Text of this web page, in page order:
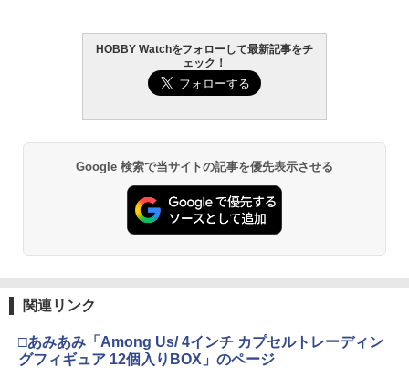
TAMASHII NATIONS S.H.フィギュアー
ツ ONE PIECE シャンクス -マリンフォ
製 塗装済み可動フィギュア
TAMASHII NATIONS S.H.フィギュアー
ツ（真骨彫製法） 仮面ライダーBLACK
TAMASHII NATIONS S.H.フィギュアー
HG 機動戦士ガンダム00 グラハム専用ユ
ニオンフラッグカスタム 1/144スケール
￥1,850
BANDAI SPIRITS(バンダイ スピリッツ)
30MS Fate/Grand Order アルトリア・
キャスター 色分け済みプラモデル
4
BANDAI SPIRITS(バンダイスピリッツ)
30MS SIS-H00 セスティエ[カラーC] 色
分け済みプラモデル
東京マルイ (TOKYO MARUI) ガスブロー
バックマシンガン No.14 20式 5.56mm
￥196,000
東京マルイ(TOKYO MARUI) No.21 H&K
USP HG 18歳以上エアーHOPハンドガン
￥3,409
コッキングライフル ブラック
￥4,761
タミヤ クラフトツールシリーズ No.123
先細薄刃ニッパー (ゲートカット用) プラ
GSIクレオス Mr.トップコート 水性プレ
ミアムトップコートスプレー 光沢 88ml
ホビー用仕上材 B601
4
タミヤ(TAMIYA) メイクアップ材シリー
ズ No.3 タミヤセメント(角びん) 40ml 模
型用接着剤 87003
HOBBY Watchをフォローして最新記事をチ
ェック！
Google 検索で当サイトの記事を優先表示させる
関連リンク
□あみあみ「Among Us/ 4インチ カプセルトレーディン
グフィギュア 12個入りBOX」のページ